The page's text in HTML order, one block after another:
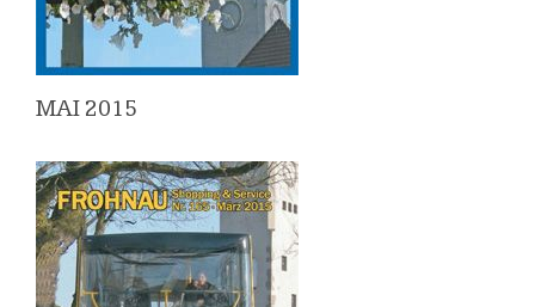
MAI 2015